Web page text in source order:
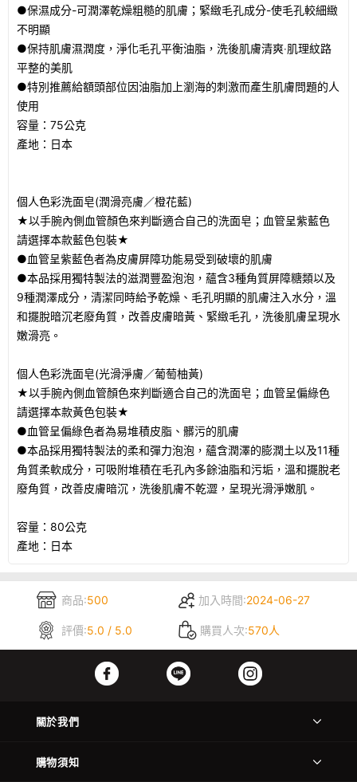
●保濕成分-可潤澤乾燥粗糙的肌膚；緊緻毛孔成分-使毛孔較細緻
不明顯
●保持肌膚濕潤度，淨化毛孔平衡油脂，洗後肌膚清爽‧肌理紋路
平整的美肌
●特別推薦給額頭部位因油脂加上瀏海的刺激而產生肌膚問題的人
使用
容量：75公克
產地：日本
個人色彩洗面皂(潤滑亮膚／橙花藍)
★以手腕內側血管顏色來判斷適合自己的洗面皂；血管呈紫藍色
請選擇本款藍色包裝★
●血管呈紫藍色者為皮膚屏障功能易受到破壞的肌膚
●本品採用獨特製法的滋潤豐盈泡泡，蘊含3種角質屏障糖類以及
9種潤澤成分，清潔同時給予乾燥、毛孔明顯的肌膚注入水分，溫
和擺脫暗沉老廢角質，改善皮膚暗黃、緊緻毛孔，洗後肌膚呈現水
嫩滑亮。
個人色彩洗面皂(光滑淨膚／葡萄柚黃)
★以手腕內側血管顏色來判斷適合自己的洗面皂；血管呈偏綠色
請選擇本款黃色包裝★
●血管呈偏綠色者為易堆積皮脂、髒污的肌膚
●本品採用獨特製法的柔和彈力泡泡，蘊含潤澤的膨潤土以及11種
角質柔軟成分，可吸附堆積在毛孔內多餘油脂和污垢，溫和擺脫老
廢角質，改善皮膚暗沉，洗後肌膚不乾澀，呈現光滑淨嫩肌。
容量：80公克
產地：日本
商品:500 加入時間:2024-06-27
評價:5.0 / 5.0 購買人次:570人
關於我們
購物須知